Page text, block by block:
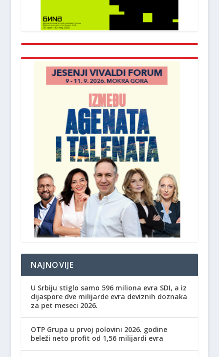
NAJNOVIJE
U Srbiju stiglo samo 596 miliona evra SDI, a iz
dijaspore dve milijarde evra deviznih doznaka
za pet meseci 2026.
OTP Grupa u prvoj polovini 2026. godine
beleži neto profit od 1,56 milijardi evra